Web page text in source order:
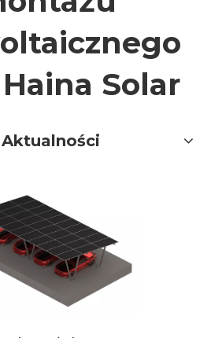
Solar
Aktualności